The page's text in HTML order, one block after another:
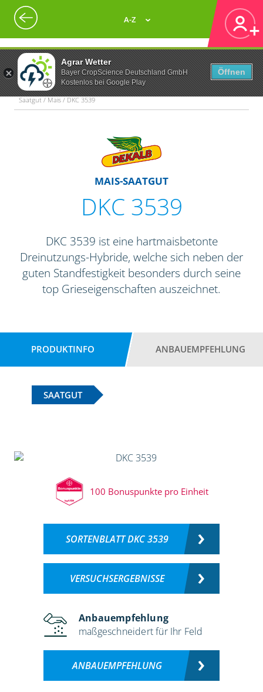
Agrar Wetter
Bayer CropScience Deutschland GmbH
Kostenlos bei Google Play
Öffnen
A-Z
Saatgut / Mais / DKC 3539
MAIS-SAATGUT
DKC 3539
DKC 3539 ist eine hartmaisbetonte
Dreinutzungs-Hybride, welche sich neben der
guten Standfestigkeit besonders durch seine
top Grieseigenschaften auszeichnet.
PRODUKTINFO ANBAUEMPFEHLUNG
SAATGUT
100 Bonuspunkte pro Einheit
SORTENBLATT DKC 3539
VERSUCHSERGEBNISSE
Anbauempfehlung
maßgeschneidert für Ihr Feld
ANBAUEMPFEHLUNG